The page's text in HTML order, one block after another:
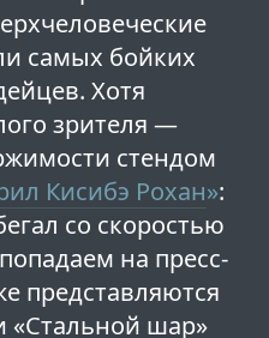
самых бойких
Хотя
зрителя —
стендом
Кисибэ Рохан»:
со скоростью
на пресс-
представляются
«Стальной шар»